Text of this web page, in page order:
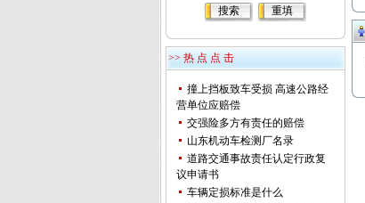
>> 热 点 点 击
撞上挡板致车受损 高速公路经
营单位应赔偿
交强险多方有责任的赔偿
山东机动车检测厂名录
道路交通事故责任认定行政复
议申请书
车辆定损标准是什么